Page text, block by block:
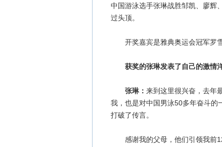
中国游泳选手张琳战胜邹凯、廖辉
过头顶。
开奖嘉宾是雅典奥运会冠军罗雪
获奖的张琳发表了自己的激情洋
张琳： 来到这里很兴奋，去年
我，也是对中国男泳50多年奋斗的
打破了传言。
感谢我的父母，他们引领我前12